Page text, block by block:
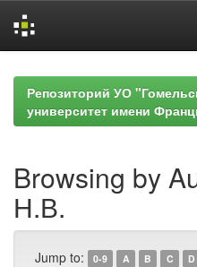
navigationРепозиторий УО
университет имени
Browsing by
Н.В.
Jump to: 0-9 A B C D